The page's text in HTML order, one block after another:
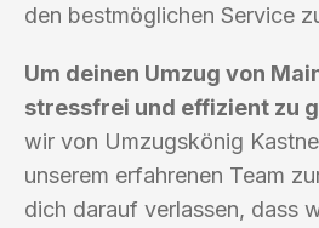
den bestmöglichen Service
Um deinen Umzug von
stressfrei und effizient zu
wir von Umzugskönig
unserem erfahrenen Team
dich darauf verlassen, dass